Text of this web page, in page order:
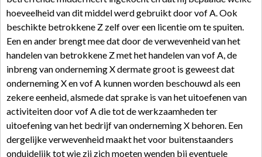
hoeveelheid van dit middel werd gebruikt door vof A. Ook
beschikte betrokkene Z zelf over een licentie om te spuiten.
Een en ander brengt mee dat door de verwevenheid van het
handelen van betrokkene Z met het handelen van vof A, de
inbreng van onderneming X dermate groot is geweest dat
onderneming X en vof A kunnen worden beschouwd als een
zekere eenheid, alsmede dat sprake is van het uitoefenen van
activiteiten door vof A die tot de werkzaamheden ter
uitoefening van het bedrijf van onderneming X behoren. Een
dergelijke verwevenheid maakt het voor buitenstaanders
onduidelijk tot wie zij zich moeten wenden bij eventuele